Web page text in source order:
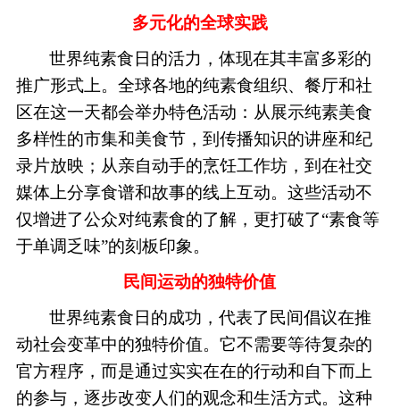
多元化的全球实践
世界纯素食日的活力，体现在其丰富多彩的
推广形式上。全球各地的纯素食组织、餐厅和社
区在这一天都会举办特色活动：从展示纯素美食
多样性的市集和美食节，到传播知识的讲座和纪
录片放映；从亲自动手的烹饪工作坊，到在社交
媒体上分享食谱和故事的线上互动。这些活动不
仅增进了公众对纯素食的了解，更打破了“素食等
于单调乏味”的刻板印象。
民间运动的独特价值
世界纯素食日的成功，代表了民间倡议在推
动社会变革中的独特价值。它不需要等待复杂的
官方程序，而是通过实实在在的行动和自下而上
的参与，逐步改变人们的观念和生活方式。这种